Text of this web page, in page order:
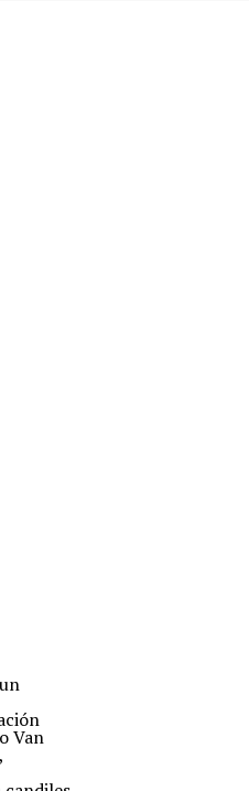
Van